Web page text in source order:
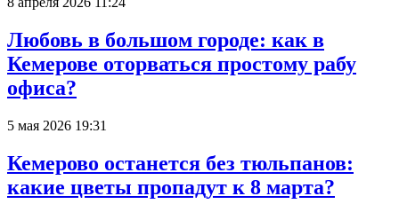
Любовь в большом городе: как в
Кемерове оторваться простому рабу
офиса?
5 мая 2026 19:31
Кемерово останется без тюльпанов:
какие цветы пропадут к 8 марта?